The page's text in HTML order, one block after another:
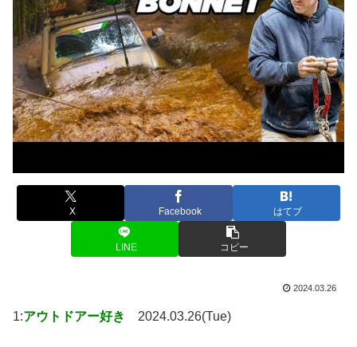
X Facebook はてブ
LINE コピー
2024.03.26
1:アウトドアー好き 2024.03.26(Tue)